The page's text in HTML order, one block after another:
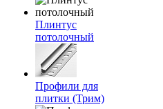
Плинтус
потолочный
Профили для
плитки (Трим)